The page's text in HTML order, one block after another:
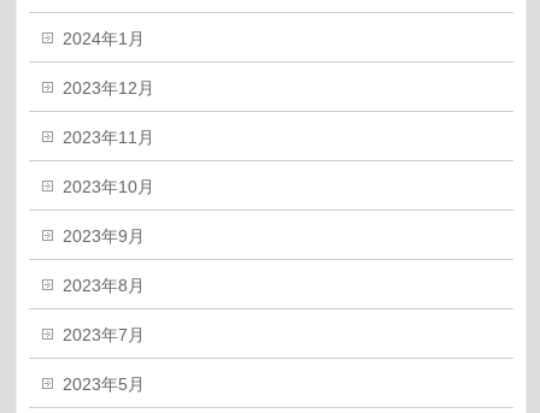
2024年1月
2023年12月
2023年11月
2023年10月
2023年9月
2023年8月
2023年7月
2023年5月